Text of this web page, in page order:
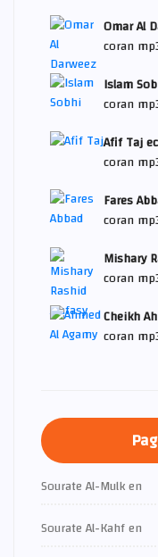
Omar Al
coran
Islam
coran
Afif Taj
coran
Fares
coran
Mishary
coran
Cheikh
coran
Sourate Al-Mulk en
Sourate Al-Kahf en